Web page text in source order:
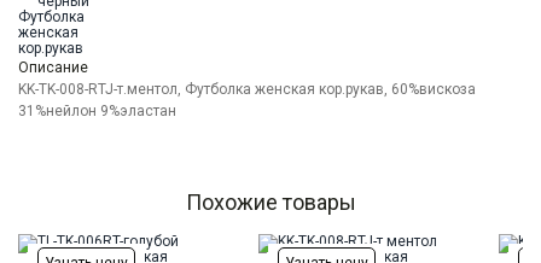
Описание
KK-TK-008-RTJ-т.ментол, Футболка женская кор.рукав, 60%вискоза
31%нейлон 9%эластан
Похожие товары